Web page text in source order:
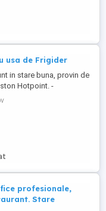
usa de Frigider
in stare buna, provin de
Hotpoint. -
x 11.5cm x 4.5cm
intre gaurile de
100Lei / bucata
profesionale,
Stare